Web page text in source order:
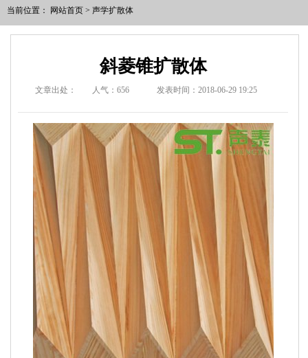
当前位置： 网站首页 > 声学扩散体
斜菱锥扩散体
文章出处： 人气： 656 发表时间：2018-06-29 19:25